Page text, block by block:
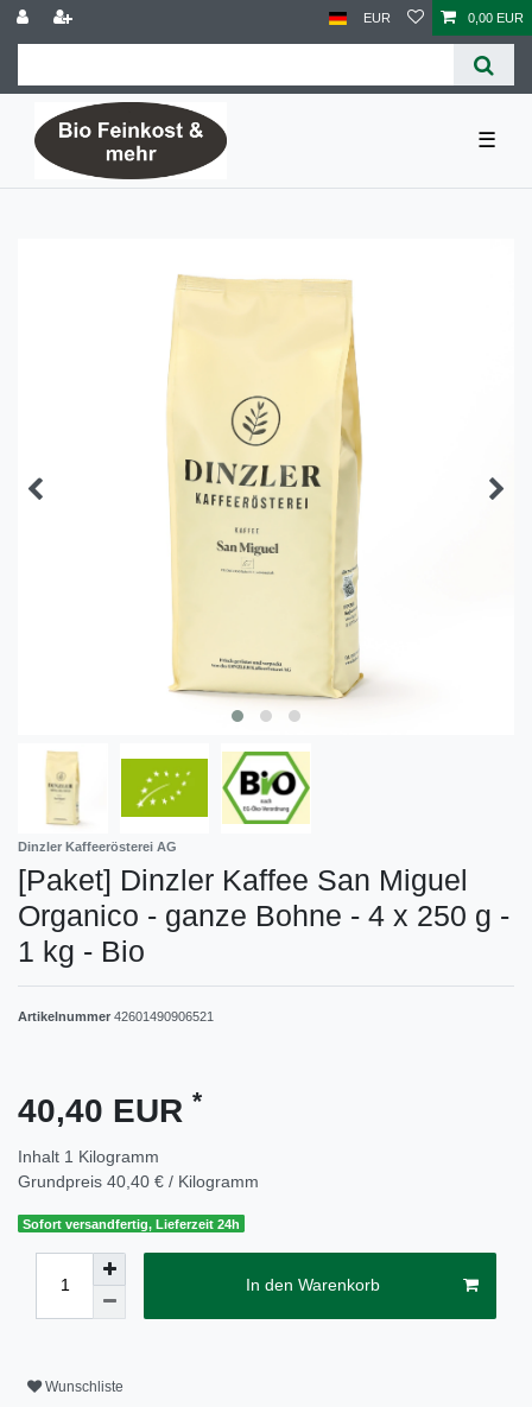
EUR 0,00 EUR
☰
Dinzler Kaffeerösterei AG
[Paket] Dinzler Kaffee San Miguel
Organico - ganze Bohne - 4 x 250 g -
1 kg - Bio
Artikelnummer 42601490906521
40,40 EUR *
Inhalt 1 Kilogramm
Grundpreis 40,40 € / Kilogramm
Sofort versandfertig, Lieferzeit 24h
In den Warenkorb
Wunschliste